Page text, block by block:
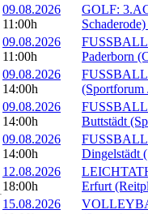
09.08.2026
11:00h
GOLF:
09.08.2026
11:00h
Paderborn
09.08.2026
14:00h
(Sportforum
09.08.2026
14:00h
Buttstädt
09.08.2026
14:00h
Dingelstädt
12.08.2026
18:00h
Erfurt
15.08.2026